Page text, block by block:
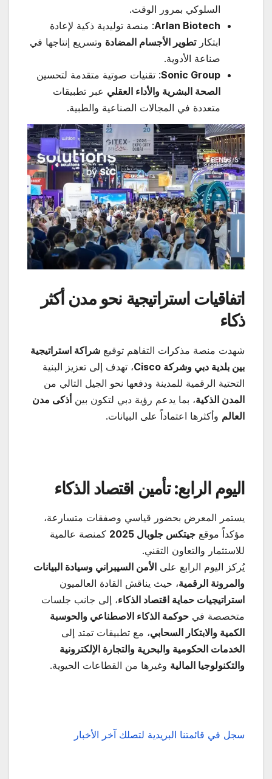
السلوكي بمرور الوقت.
Arlan Biotech: منصة توليدية ذكية لإعادة
ابتكارتطوير الأجسام المضادة وتسريع إنتاجها في
صناعة الأدوية.
Sonic Group: تقنيات صوتية متقدمة لتحسين
الصحة البشرية والأداء العقلي عبر تطبيقات
متعددة في المجالات الصناعية والطبية.
اتفاقيات استراتيجية نحو مدن أكثر
ذكاء
شهدت منصة مذكرات التفاهم توقيع شراكة استراتيجية
بين بلدية دبي وشركة
، تهدف إلى تعزيز البنية
التحتية الرقمية للمدينة ودفعها نحو الجيل التالي من
المدن الذكية، بما يدعم رؤية دبي لتكون بينأذكى مدن
العالم وأكثرها اعتماداً على البيانات.
اليوم الرابع: تأمين اقتصاد الذكاء
يستمر المعرض بحضور قياسي وصفقات متسارعة،
مؤكداً موقع جيتكس جلوبال 2025
كمنصة عالمية
للاستثمار والتعاون التقني.
يُركز اليوم الرابع على الأمن السيبراني وسيادة البيانات
والمرونة الرقمية، حيث يناقش القادة العالميون
استراتيجيات حماية اقتصاد الذكاء، إلى جانب جلسات
متخصصة في حوكمة الذكاء الاصطناعي والحوسبة
الكمية والابتكار السحابي، مع تطبيقات تمتد إلى
الخدمات الحكومية والبحرية والتجارة الإلكترونية
والتكنولوجيا المالية وغيرها من القطاعات الحيوية.
سجل في قائمتنا البريدية لتصلك آخر الأخبار